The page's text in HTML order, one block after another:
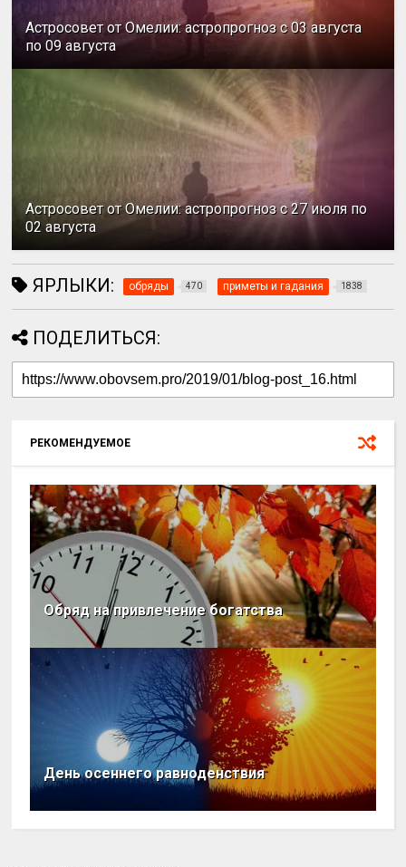
Астросовет от Омелии: астропрогноз с 03 августа
по 09 августа
Астросовет от Омелии: астропрогноз с 27 июля по
02 августа
ЯРЛЫКИ: обряды 470 приметы и гадания 1838
ПОДЕЛИТЬСЯ:
РЕКОМЕНДУЕМОЕ
Обряд на привлечение богатства
День осеннего равноденствия